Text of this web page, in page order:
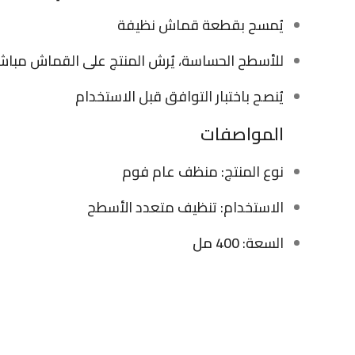
يُمسح بقطعة قماش نظيفة
للأسطح الحساسة، يُرش المنتج على القماش
يُنصح باختبار التوافق قبل الاستخدام
المواصفات
نوع المنتج: منظف عام فوم
الاستخدام: تنظيف متعدد الأسطح
السعة:400 مل